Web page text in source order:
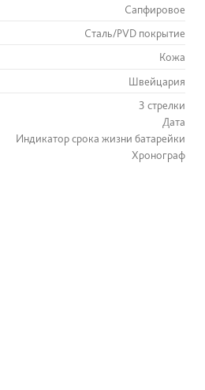
Сапфировое
Сталь/PVD покрытие
Кожа
Швейцария
3 стрелки
Дата
Индикатор срока жизни батарейки
Хронограф